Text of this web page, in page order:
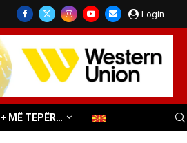
Login
+ MË TEPËR…